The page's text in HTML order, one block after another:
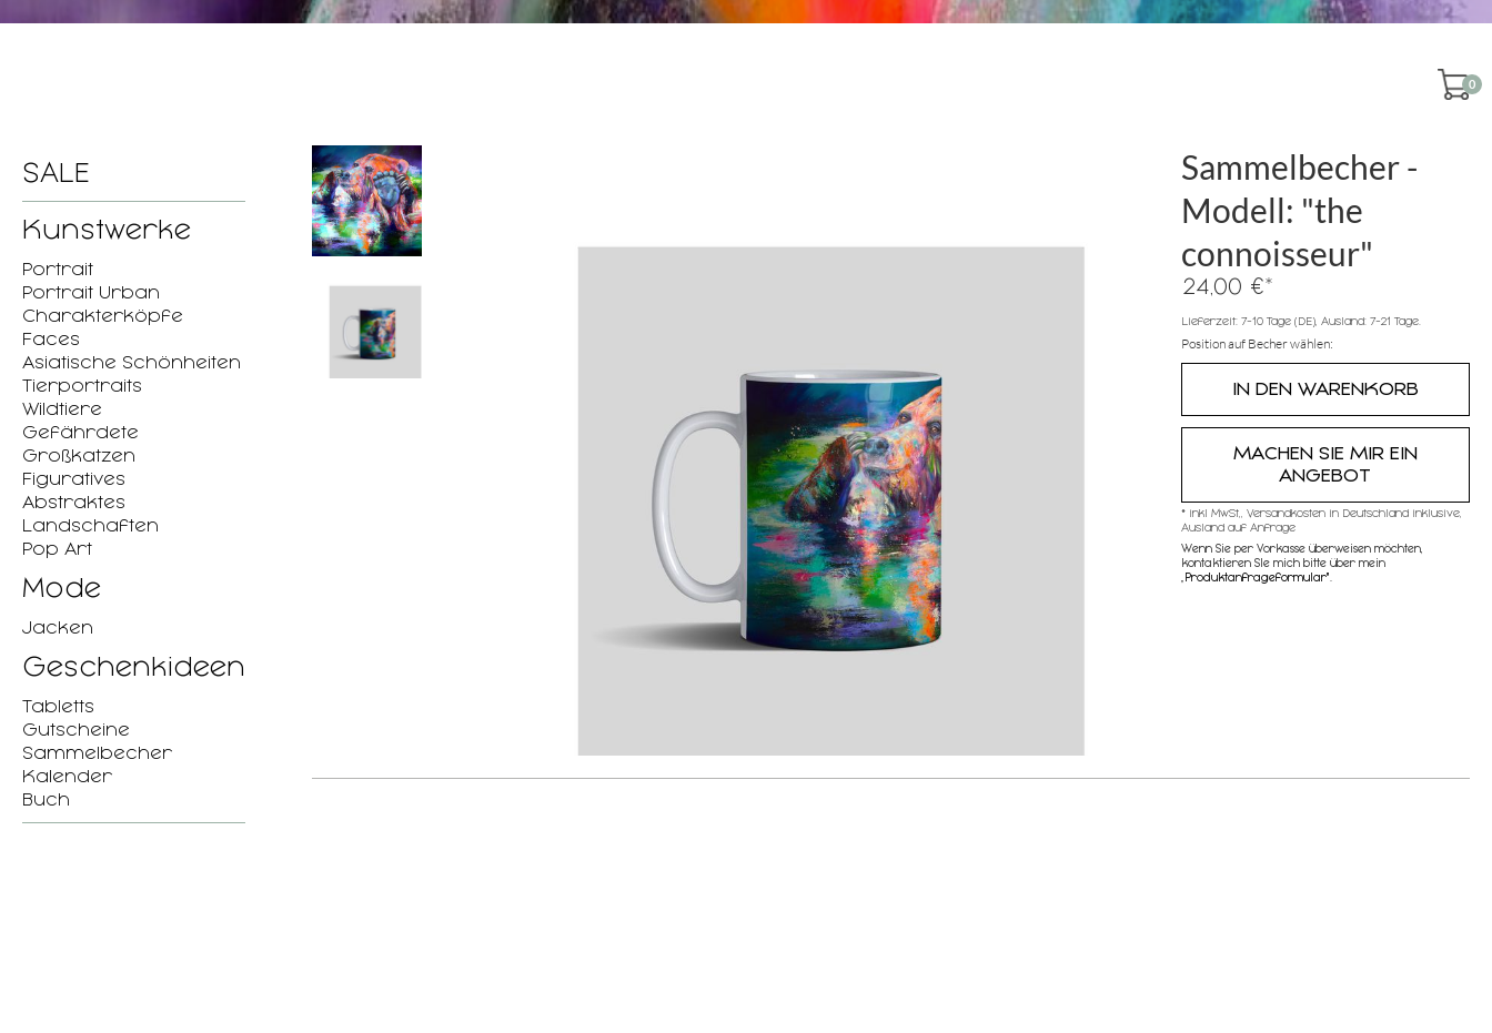
0
SALE
Kunstwerke
Portrait
Portrait Urban
Charakterköpfe
Faces
Asiatische Schönheiten
Tierportraits
Wildtiere
Gefährdete
Großkatzen
Figuratives
Abstraktes
Landschaften
Pop Art
Mode
Jacken
Geschenkideen
Tabletts
Gutscheine
Sammelbecher
Kalender
Buch
Sammelbecher -
Modell: "the
connoisseur"
24,00 €*
Lieferzeit: 7-10 Tage (DE), Ausland: 7-21 Tage.
Position auf Becher wählen:
MACHEN SIE MIR EIN
ANGEBOT
* inkl MwSt,, Versandkosten in Deutschland inklusive,
Ausland auf Anfrage
Wenn Sie per Vorkasse überweisen möchten,
kontaktieren SIe mich bitte über mein
Produktanfrageformular"